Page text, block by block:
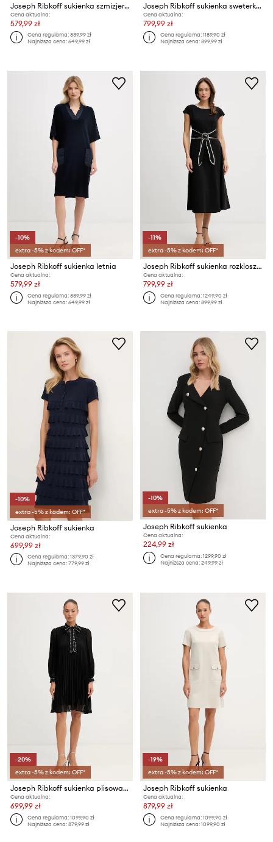
Joseph Ribkoff sukienka szmizjerka z wiskozą
Cena aktualna:
579,99 zł
Cena regularna:839,99 zł
Najniższa cena:649,99 zł
Joseph Ribkoff sukienka sweterkowa z wiskozą
Cena aktualna:
799,99 zł
Cena regularna:1189,90 zł
Najniższa cena:899,99 zł
-10%
extra -5% z kodem: OFF*
Joseph Ribkoff sukienka letnia
Cena aktualna:
579,99 zł
Cena regularna:839,99 zł
Najniższa cena:649,99 zł
-11%
extra -5% z kodem: OFF*
Joseph Ribkoff sukienka rozkloszowana
Cena aktualna:
799,99 zł
Cena regularna:1249,90 zł
Najniższa cena:899,99 zł
-10%
extra -5% z kodem: OFF*
Joseph Ribkoff sukienka
Cena aktualna:
699,99 zł
Cena regularna:1379,90 zł
Najniższa cena:779,99 zł
-10%
extra -5% z kodem: OFF*
Joseph Ribkoff sukienka
Cena aktualna:
224,99 zł
Cena regularna:1299,90 zł
Najniższa cena:249,99 zł
-20%
extra -5% z kodem: OFF*
Joseph Ribkoff sukienka plisowana
Cena aktualna:
699,99 zł
Cena regularna:1099,90 zł
Najniższa cena:879,99 zł
-19%
extra -5% z kodem: OFF*
Joseph Ribkoff sukienka
Cena aktualna:
879,99 zł
Cena regularna:1099,90 zł
Najniższa cena:1099,90 zł